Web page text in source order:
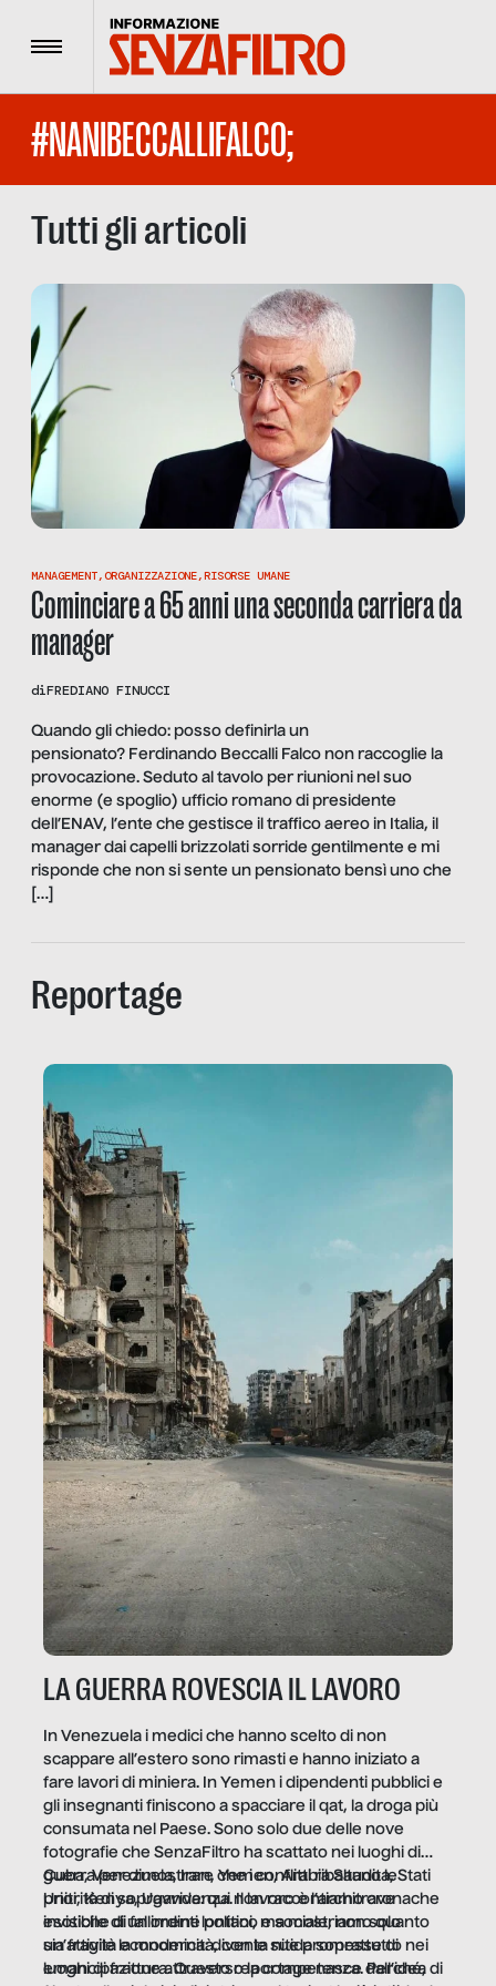
Menu
#NANIBECCALLIFALCO;
Tutti gli articoli
MANAGEMENT,ORGANIZZAZIONE,RISORSE UMANE
Cominciare a 65 anni una seconda carriera da
manager
diFREDIANO FINUCCI
Quando gli chiedo: posso definirla un
pensionato? Ferdinando Beccalli Falco non raccoglie la
provocazione. Seduto al tavolo per riunioni nel suo
enorme (e spoglio) ufficio romano di presidente
dell’ENAV, l’ente che gestisce il traffico aereo in Italia, il
manager dai capelli brizzolati sorride gentilmente e mi
risponde che non si sente un pensionato bensì uno che
[…]
Reportage
LA GUERRA ROVESCIA IL LAVORO
In Venezuela i medici che hanno scelto di non
scappare all’estero sono rimasti e hanno iniziato a
fare lavori di miniera. In Yemen i dipendenti pubblici e
gli insegnanti finiscono a spacciare il qat, la droga più
consumata nel Paese. Sono solo due delle nove
fotografie che SenzaFiltro ha scattato nei luoghi di
guerra per dimostrare che i conflitti ribaltano le
priorità di sopravvivenza. Il lavoro è l’architrave
invisibile di un ordine politico e sociale, non solo
un’attività economica: diventa nitida soprattutto nei
luoghi di frattura. Questo reportage nasce dall’idea
Cuba, Venezuela, Iran, Yemen, Arabia Saudita, Stati
Uniti, Kenya, Uganda: qui non raccontiamo cronache
esotiche di fallimenti lontani, ma mostriamo quanto
sia fragile la modernità, con le sue promesse di
emancipazione attraverso la competenza. Perché, di